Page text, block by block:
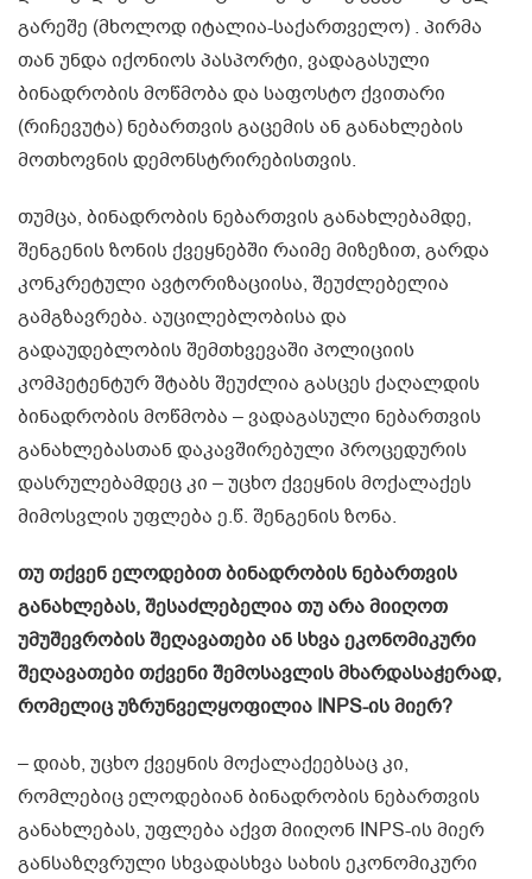
გარეშე (მხოლოდ იტალია-საქართველო) . პირმა
თან უნდა იქონიოს პასპორტი, ვადაგასული
ბინადრობის მოწმობა და საფოსტო ქვითარი
(რიჩევუტა) ნებართვის გაცემის ან განახლების
მოთხოვნის დემონსტრირებისთვის.
თუმცა, ბინადრობის ნებართვის განახლებამდე,
შენგენის ზონის ქვეყნებში რაიმე მიზეზით, გარდა
კონკრეტული ავტორიზაციისა, შეუძლებელია
გამგზავრება. აუცილებლობისა და
გადაუდებლობის შემთხვევაში პოლიციის
კომპეტენტურ შტაბს შეუძლია გასცეს ქაღალდის
ბინადრობის მოწმობა – ვადაგასული ნებართვის
განახლებასთან დაკავშირებული პროცედურის
დასრულებამდეც კი – უცხო ქვეყნის მოქალაქეს
მიმოსვლის უფლება ე.წ. შენგენის ზონა.
თუ თქვენ ელოდებით ბინადრობის ნებართვის
განახლებას, შესაძლებელია თუ არა მიიღოთ
უმუშევრობის შეღავათები ან სხვა ეკონომიკური
შეღავათები თქვენი შემოსავლის მხარდასაჭერად,
რომელიც უზრუნველყოფილია INPS-ის მიერ?
– დიახ, უცხო ქვეყნის მოქალაქეებსაც კი,
რომლებიც ელოდებიან ბინადრობის ნებართვის
განახლებას, უფლება აქვთ მიიღონ INPS-ის მიერ
განსაზღვრული სხვადასხვა სახის ეკონომიკური